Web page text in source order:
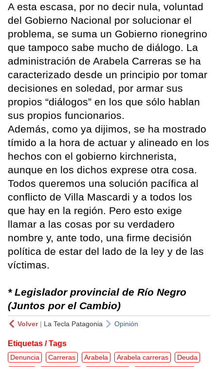
A esta escasa, por no decir nula, voluntad
del Gobierno Nacional por solucionar el
problema, se suma un Gobierno rionegrino
que tampoco sabe mucho de diálogo. La
administración de Arabela Carreras se ha
caracterizado desde un principio por tomar
decisiones en soledad, por armar sus
propios “diálogos” en los que sólo hablan
sus propios funcionarios.
Además, como ya dijimos, se ha mostrado
tímido a la hora de actuar y alineado en los
hechos con el gobierno kirchnerista,
aunque en los dichos exprese otra cosa.
Todos queremos una solución pacífica al
conflicto de Villa Mascardi y a todos los
que hay en la región. Pero esto exige
llamar a las cosas por su verdadero
nombre y, ante todo, una firme decisión
política de estar del lado de la ley y de las
víctimas.
* Legislador provincial de Río Negro
(Juntos por el Cambio)
Volver| La Tecla Patagonia Opinión
Etiquetas / Tags
Denuncia Carreras Arabela Arabela carreras
Deuda